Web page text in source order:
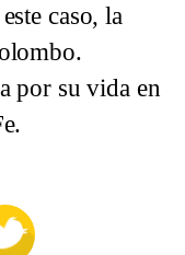
caso, la
por su vida en